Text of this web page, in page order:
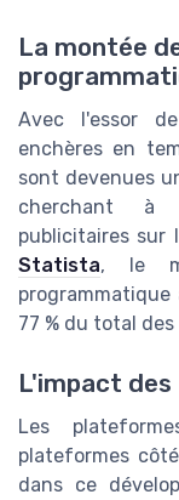
La montée
Avec l'essor
enchères en
sont devenues
cherchant à
publicitaires sur
Statista, le
77 % du total
L'impact des
Les
plateformes
dans ce